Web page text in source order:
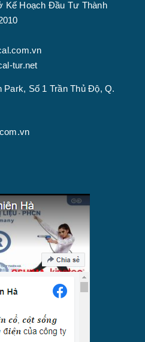
Kế Hoạch Đầu Tư Thành
2010
tur.net
Park, Số 1 Trần Thủ Độ, Q.